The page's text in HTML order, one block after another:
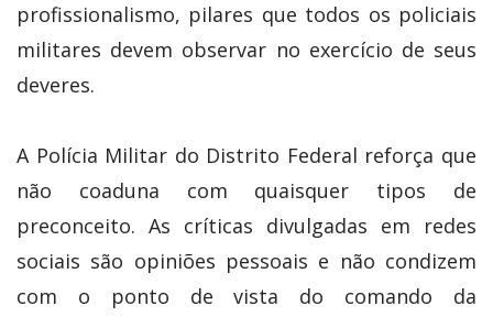
profissionalismo, pilares que todos os policiais
militares devem observar no exercício de seus
deveres.
A Polícia Militar do Distrito Federal reforça que
não coaduna com quaisquer tipos de
preconceito. As críticas divulgadas em redes
sociais são opiniões pessoais e não condizem
com o ponto de vista do comando da